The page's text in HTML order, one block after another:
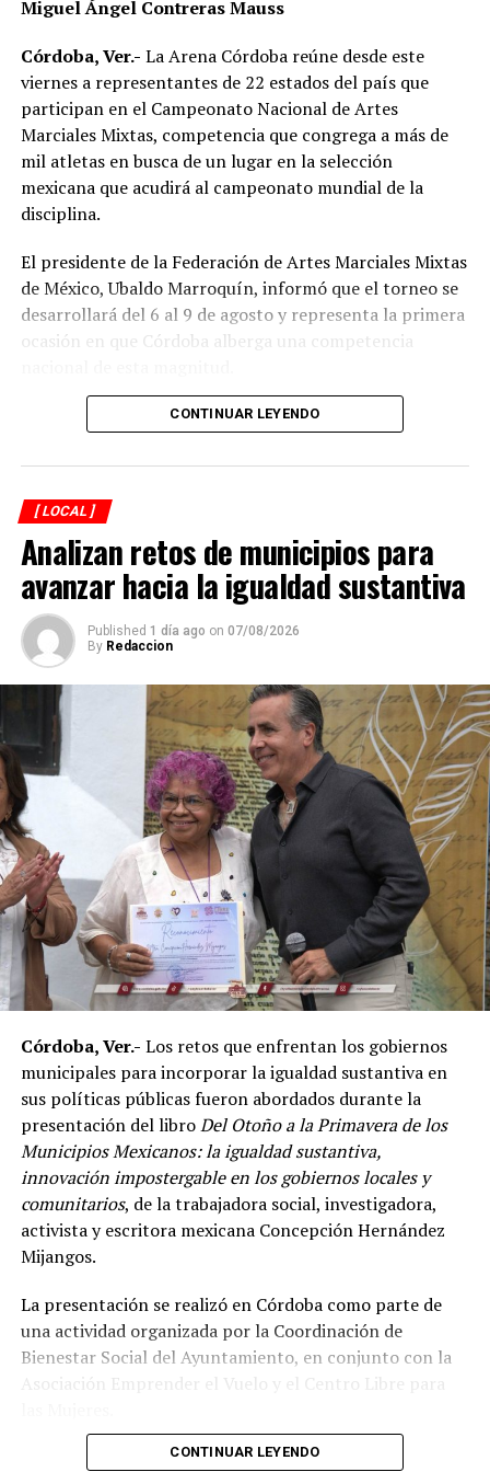
Finalmente, el Regidor primero, Daniel Vázquez
Hernández a cargo de la comisión de Fomento
Agropecuario añadió: “este parque será un lugar donde
los productores mostrarán sus productos que son su
principal fuente de ingresos, lo cual ha sido una de las
principales prioridades que ha tenido la administración”.
Al lugar asistió la Síndica, Vania López González y
del listón inaugural.
RELATED TOPICS:
Mediante el “Foro Regional Agroecológico del Campo
Cañero 2022”
Miguel Ángel Contreras Mauss
Córdoba, Ver.- La Arena Córdoba reúne desde este
viernes a representantes de 22 estados del país que
participan en el Campeonato Nacional de Artes
Marciales Mixtas, competencia que congrega a más de
mil atletas en busca de un lugar en la selección
mexicana que acudirá al campeonato mundial de la
disciplina.
El presidente de la Federación de Artes Marciales Mixtas
de México, Ubaldo Marroquín, informó que el torneo se
desarrollará del 6 al 9 de agosto y representa la primera
ocasión en que Córdoba alberga una competencia
Explicó que de los participantes serán seleccionados
alrededor de 40 atletas que representarán a México en
el campeonato mundial programado para noviembre en
Georgia, por lo que el torneo en Córdoba también
funciona como una de las principales etapas para
conformar al equipo nacional.
Marroquín destacó el desempeño que ha tenido México
en competencias internacionales de artes marciales
mixtas y sostuvo que el país se ha consolidado como una
de las principales potencias del continente americano
en esta disciplina.
De acuerdo con el dirigente deportivo, México ha
conseguido cinco campeonatos panamericanos
consecutivos por equipos, superando a delegaciones
como Estados Unidos y Brasil, considerado uno de los
países con mayor tradición en las artes marciales
mixtas.
Ante los cuestionamientos sobre el nivel de agresividad
de este deporte, señaló que las competencias cuentan
con la edad y experiencia de los participantes.
Indicó que existen divisiones infantiles, juveniles y para
adultos, con reglas específicas para cada categoría, por
dentro de esquemas considerados formativos.
CONTINUAR LEYENDO
[ LOCAL ]
Analizan retos de municipios para
avanzar hacia la igualdad sustantiva
Published 1 día ago on 07/08/2026
By Redaccion
Córdoba, Ver.- Los retos que enfrentan los gobiernos
municipales para incorporar la igualdad sustantiva en
sus políticas públicas fueron abordados durante la
presentación del libroDel Otoño a la Primavera de los
Municipios Mexicanos: la igualdad sustantiva,
innovación impostergable en los gobiernos locales y
comunitarios, de la trabajadora social, investigadora,
activista y escritora mexicana Concepción Hernández
Mijangos.
La presentación se realizó en Córdoba como parte de
una actividad organizada por la Coordinación de
Bienestar Social del Ayuntamiento, en conjunto con la
Asociación Emprender el Vuelo y el Centro Libre para
El encuentro reunió a autoridades y representantes de
CONTINUAR LEYENDO